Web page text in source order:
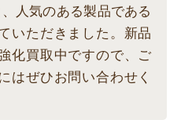
人気のある製品である
いただきました。新品
化買取中ですので、ご
はぜひお問い合わせく